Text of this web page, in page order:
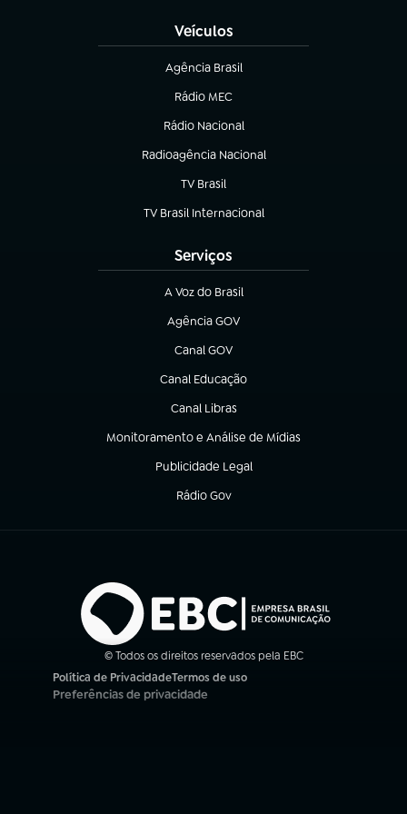
Veículos
Agência Brasil
(abre em nova aba)
Rádio MEC
Rádio Nacional
(abre em nova aba)
Radioagência Nacional
(abre em nova aba)
TV Brasil
(abre em nova aba)
TV Brasil Internacional
(abre em nova aba)
Serviços
A Voz do Brasil
(abre em nova aba)
Agência GOV
(abre em nova aba)
Canal GOV
(abre em nova aba)
Canal Educação
(abre em nova aba)
Canal Libras
(abre em nova aba)
Monitoramento e Análise de Mídias
(abre em nova aba)
Publicidade Legal
(abre em nova aba)
Rádio Gov
(abre em nova aba)
© Todos os direitos reservados pela EBC
Política de Privacidade
(abre em nova aba)
Termos de uso
(abre em nova aba)
Preferências de privacidade